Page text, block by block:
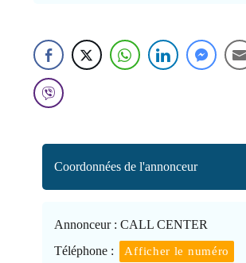
Coordonnées de l'annonceur
Annonceur : CALL CENTER
Téléphone :
Afficher le numéro